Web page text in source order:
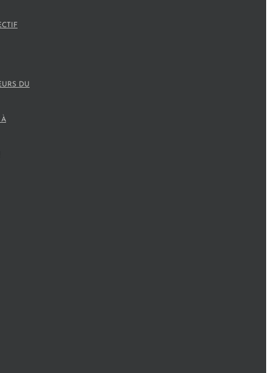
DU
À